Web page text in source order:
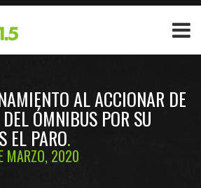
AL ACCIONAR DE
ÓMNIBUS POR SU
EL PARO
MARZO, 2020